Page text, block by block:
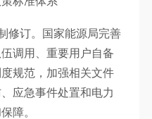
修订。国家能源局完善
调用、重要用户自备
规范，加强相关文件
应急事件处置和电力
障。